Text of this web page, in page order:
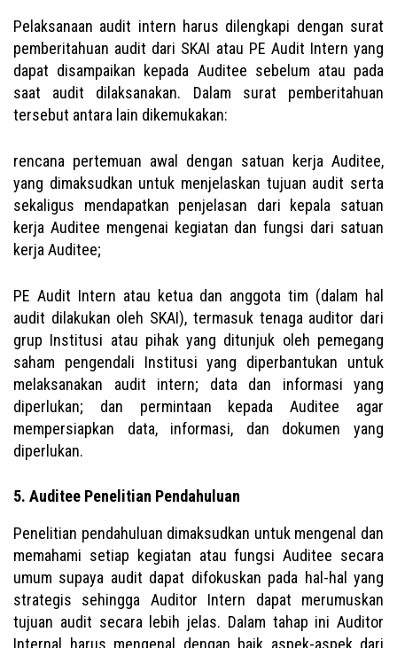
Pelaksanaan audit intern harus dilengkapi dengan surat
pemberitahuan audit dari SKAI atau PE Audit Intern yang
dapat disampaikan kepada Auditee sebelum atau pada
saat audit dilaksanakan. Dalam surat pemberitahuan
tersebut antara lain dikemukakan:
rencana pertemuan awal dengan satuan kerja Auditee,
yang dimaksudkan untuk menjelaskan tujuan audit serta
sekaligus mendapatkan penjelasan dari kepala satuan
kerja Auditee mengenai kegiatan dan fungsi dari satuan
kerja Auditee;
PE Audit Intern atau ketua dan anggota tim (dalam hal
audit dilakukan oleh SKAI), termasuk tenaga auditor dari
grup Institusi atau pihak yang ditunjuk oleh pemegang
saham pengendali Institusi yang diperbantukan untuk
melaksanakan audit intern; data dan informasi yang
diperlukan; dan permintaan kepada Auditee agar
mempersiapkan data, informasi, dan dokumen yang
diperlukan.
5. Auditee Penelitian Pendahuluan
Penelitian pendahuluan dimaksudkan untuk mengenal dan
memahami setiap kegiatan atau fungsi Auditee secara
umum supaya audit dapat difokuskan pada hal-hal yang
strategis sehingga Auditor Intern dapat merumuskan
tujuan audit secara lebih jelas. Dalam tahap ini Auditor
Internal harus mengenal dengan baik aspek-aspek dari